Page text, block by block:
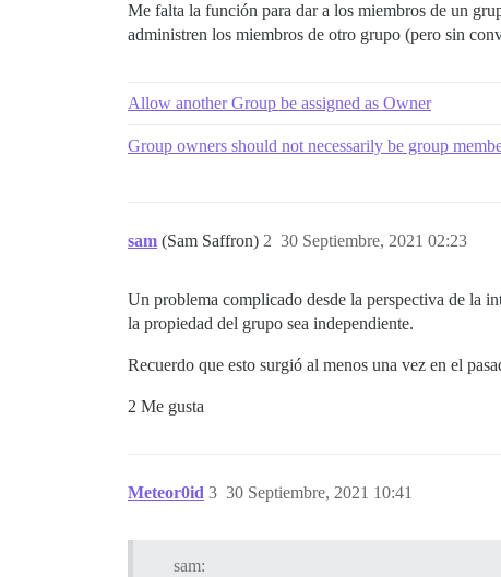
Me falta la función para dar a los miembros de un
administren los miembros de otro grupo (pero sin
Allow another Group be assigned as Owner
Group owners should not necessarily be group
sam (Sam Saffron) 30 Septiembre, 2021 02:23
2
Un problema complicado desde la perspectiva de la
la propiedad del grupo sea independiente.
Recuerdo que esto surgió al menos una vez en el
2 Me gusta
Meteor0id 30 Septiembre, 2021 10:41
3
sam: